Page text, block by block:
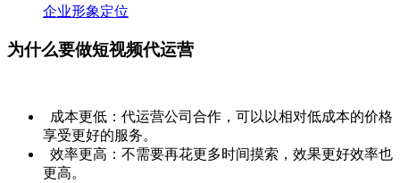
企业形象定位
为什么要做短视频代运营
成本更低：代运营公司合作，可以以相对低成本的价格
享受更好的服务。
效率更高：不需要再花更多时间摸索，效果更好效率也
更高。